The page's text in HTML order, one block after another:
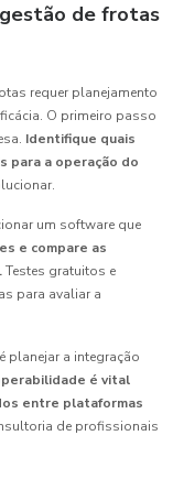
de frotas
requer planejamento
O primeiro passo
Identifique quais
para a operação do
um software que
e compare as
Testes gratuitos e
para avaliar a
planejar a integração
é vital
entre plataformas
de profissionais